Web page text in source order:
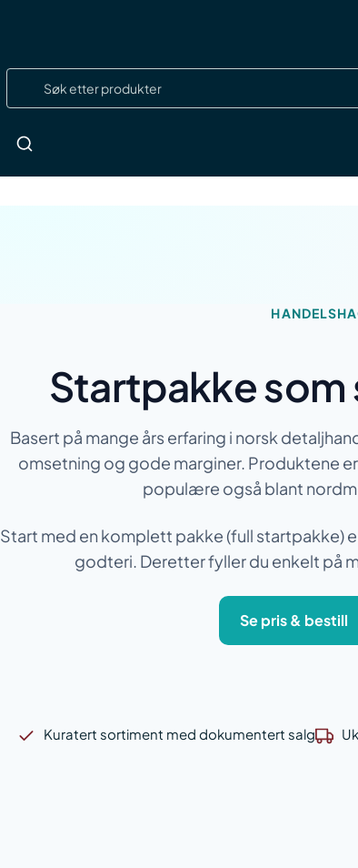
Startpakke som
Basert på mange års erfaring i norsk
omsetning og gode marginer. Produktene
populære også blant
Start med en komplett pakke (full startpakke)
godteri. Deretter fyller du enkelt på
Se pris & bestill
Kuratert sortiment med dokumentert salg